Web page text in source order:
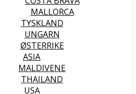
MALLORCA
TYSKLAND
UNGARN
ØSTERRIKE
ASIA
MALDIVENE
THAILAND
USA